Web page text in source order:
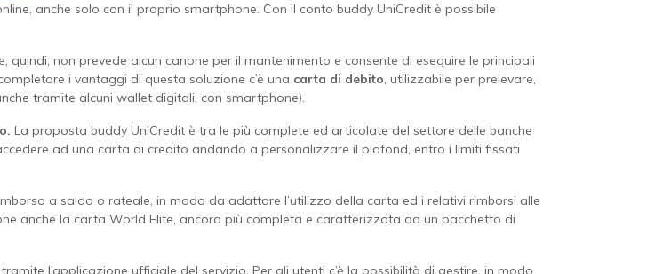
anche solo con il proprio smartphone. Con il conto buddy UniCredit è possibile
quindi, non prevede alcun canone per il mantenimento e consente di eseguire le principali
i vantaggi di questa soluzione c’è una carta di debito, utilizzabile per prelevare,
tramite alcuni wallet digitali, con smartphone).
La proposta buddy UniCredit è tra le più complete ed articolate del settore delle banche
ad una carta di credito andando a personalizzare il plafond, entro i limiti fissati
a saldo o rateale, in modo da adattare l’utilizzo della carta ed i relativi rimborsi alle
anche la carta World Elite, ancora più completa e caratterizzata da un pacchetto di